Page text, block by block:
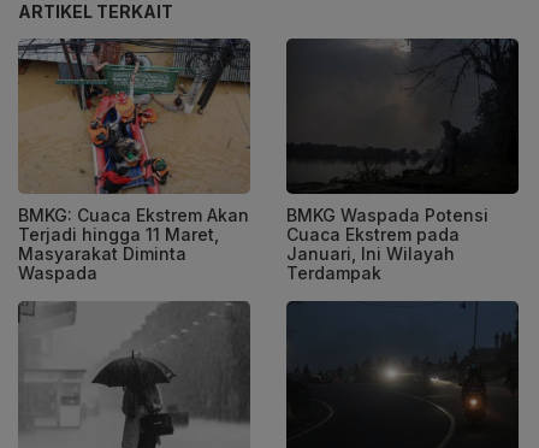
ARTIKEL TERKAIT
BMKG: Cuaca Ekstrem Akan
Terjadi hingga 11 Maret,
Masyarakat Diminta
Waspada
BMKG Waspada Potensi
Cuaca Ekstrem pada
Januari, Ini Wilayah
Terdampak